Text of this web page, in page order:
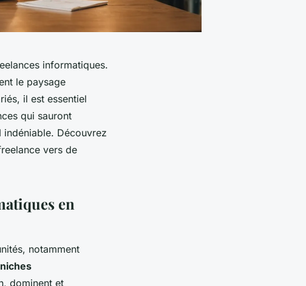
informatiques.
le paysage
il est essentiel
qui sauront
Découvrez
vers de
en
notamment
niches
dominent et